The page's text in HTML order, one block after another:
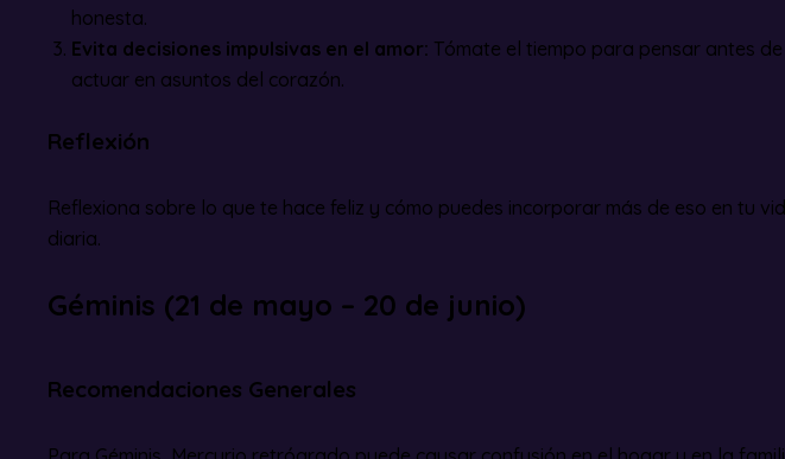
honesta.
Evita decisiones impulsivas en el amor: Tómate el tiempo para pensar antes de
actuar en asuntos del corazón.
Reflexión
Reflexiona sobre lo que te hace feliz y cómo puedes incorporar más de eso en tu
diaria.
Géminis (21 de mayo – 20 de junio)
Recomendaciones Generales